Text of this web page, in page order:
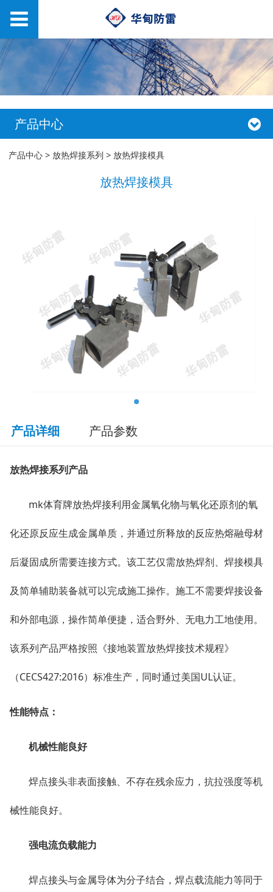
产品中心
放热焊接模具
产品中心 > 放热焊接系列 > 放热焊接模具
放热焊接模具
产品详细 产品参数
放热焊接系列产品
mk体育牌放热焊接利用金属氧化物与氧化还原剂的氧
化还原反应生成金属单质，并通过所释放的反应热熔融母材
后凝固成所需要连接方式。该工艺仅需放热焊剂、焊接模具
及简单辅助装备就可以完成施工操作。施工不需要焊接设备
和外部电源，操作简单便捷，适合野外、无电力工地使用。
该系列产品严格按照《接地装置放热焊接技术规程》
（CECS427:2016）标准生产，同时通过美国UL认证。
性能特点：
机械性能良好
焊点接头非表面接触、不存在残余应力，抗拉强度等机
械性能良好。
强电流负载能力
焊点接头与金属导体为分子结合，焊点载流能力等同于